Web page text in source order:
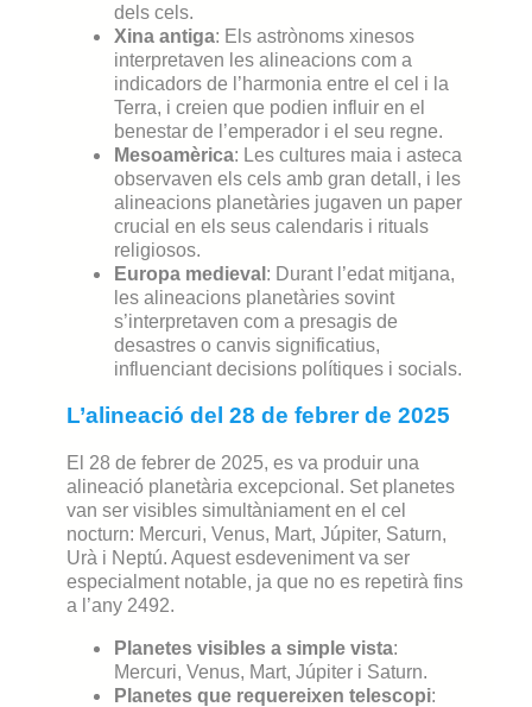
dels cels.
Xina antiga: Els astrònoms xinesos
interpretaven les alineacions com a
indicadors de l’harmonia entre el cel i la
Terra, i creien que podien influir en el
benestar de l’emperador i el seu regne.
Mesoamèrica: Les cultures maia i asteca
observaven els cels amb gran detall, i les
alineacions planetàries jugaven un paper
crucial en els seus calendaris i rituals
religiosos.
Europa medieval : Durant l’edat mitjana,
les alineacions planetàries sovint
s’interpretaven com a presagis de
desastres o canvis significatius,
influenciant decisions polítiques i socials.
L’alineació del 28 de febrer de 2025
El 28 de febrer de 2025, es va produir una
alineació planetària excepcional. Set planetes
van ser visibles simultàniament en el cel
nocturn: Mercuri, Venus, Mart, Júpiter, Saturn,
Urà i Neptú. Aquest esdeveniment va ser
especialment notable, ja que no es repetirà fins
a l’any 2492.
Planetes visibles a simple vista:
Mercuri, Venus, Mart, Júpiter i Saturn.
Planetes que requereixen telescopi: